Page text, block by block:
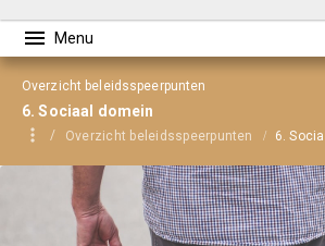
Overzicht beleidsspeerpunten
6. Sociaal domein
Overzicht beleidsspeerpunten 6.